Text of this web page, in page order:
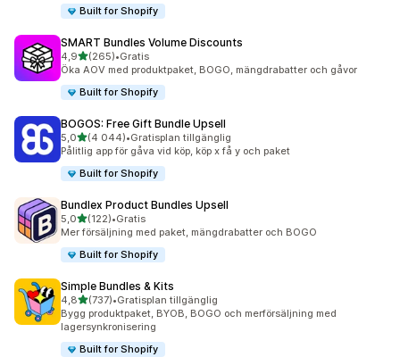
Built for Shopify
SMART Bundles Volume Discounts
4,9av 5 stjärnor
(265)
265 recensioner totalt
•Gratis
Öka AOV med produktpaket, BOGO, mängdrabatter och gåvor
Built for Shopify
BOGOS: Free Gift Bundle Upsell
5,0av 5 stjärnor
(4 044)
4044 recensioner totalt
•Gratisplan tillgänglig
Pålitlig app för gåva vid köp, köp x få y och paket
Built for Shopify
Bundlex Product Bundles Upsell
5,0av 5 stjärnor
(122)
122 recensioner totalt
•Gratis
Mer försäljning med paket, mängdrabatter och BOGO
Built for Shopify
Simple Bundles & Kits
4,8av 5 stjärnor
(737)
737 recensioner totalt
•Gratisplan tillgänglig
Bygg produktpaket, BYOB, BOGO och merförsäljning med
lagersynkronisering
Built for Shopify